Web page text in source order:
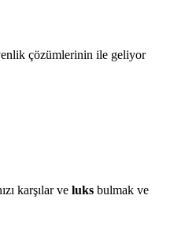
çözümlerinin ile geliyor
karşılar ve luks bulmak ve